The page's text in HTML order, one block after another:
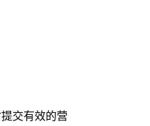
交有效的营